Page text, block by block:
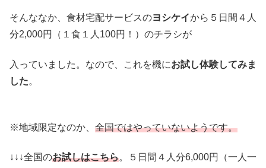
そんななか、食材宅配サービスのヨシケイから５日間４人
分2,000円（１食１人100円！）のチラシが
入っていました。なので、これを機にお試し体験してみま
した。
※地域限定なのか、 全国ではやっていないようです。
↓↓↓全国のお試しはこちら。５日間４人分6,000円（一人一